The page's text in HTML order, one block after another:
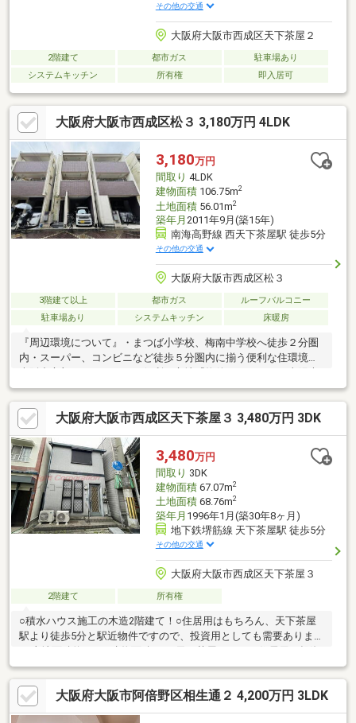
その他の交通
大阪府大阪市西成区天下茶屋２
2階建て 都市ガス
駐車場あり
システムキッチン
所有権 即入居可
大阪府大阪市西成区松３ 3,180万円 4LDK
3,180万円
間取り 4LDK
建物面積106.75m2
土地面積56.01m2
築年月 2011年9月(築15年)
南海高野線 西天下茶屋駅 徒歩5分
その他の交通
大阪府大阪市西成区松３
3階建て以上 都市ガス
ルーフバルコニー
駐車場あり
システムキッチン 床暖房
『周辺環境について』・まつば小学校、梅南中学校へ徒歩２分圏
内・スーパー、コンビニなど徒歩５分圏内に揃う便利な住環境・
発電システム搭載！エコで安心な暮らし☆・収納スペースが豊富
な４ＬＤＫ＋ガレージ・２階部分ＬＤＫと水廻りにつき生活動線
がスムーズ・屋上バルコニーあり☆住宅ローンについても広い視
野と豊富な知識でご提案致します！・住宅ローンが通るかどうか
不安…などお気軽にお問い合わせください。☆『資金計画書』の
無料作成も実施中☆☆当社について・ご不安点ゼロを目標に接客
を心掛けています！
大阪府大阪市西成区天下茶屋３ 3,480万円 3DK
3,480万円
間取り 3DK
建物面積67.07m2
土地面積68.76m2
築年月 1996年1月(築30年8ヶ月)
地下鉄堺筋線 天下茶屋駅 徒歩5分
その他の交通
大阪府大阪市西成区天下茶屋３
2階建て 所有権
○積水ハウス施工の木造2階建て！○住居用はもちろん、天下茶屋
駅より徒歩5分と駅近物件ですので、投資用としても需要あります
♪○土地面積約68㎡○建物面積67.㎡天下茶屋エリアで住居用・投資
用でお探しの方は是非お問い合わせ下さいませ♪
大阪府大阪市阿倍野区相生通２ 4,200万円 3LDK